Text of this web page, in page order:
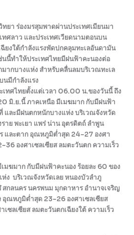
า ร่องมรสุมพาดผ่านประเทศเมียนมา
ศลาว และประเทศเวียดนามตอนบน
ยงใต้กำลังแรงพัดปกคลุมทะเลอันดามัน
นนี้ทำให้ประเทศไทยมีฝนฟ้าคะนองต่อ
ากบางแห่ง สำหรับคลื่นลมบริเวณทะเล
นมีกำลังแรง
ทศไทยตั้งแต่เวลา 06.00 น.ของวันนี้ ถึง
มิ.ย.นี้ ภาคเหนือ มีเมฆมาก กับมีฝนฟ้า
และมีฝนตกหนักบางแห่ง บริเวณจังหวัด
าย พะเยา แพร่ น่าน อุตรดิตถ์ ลำพูน
และตาก อุณหภูมิต่ำสุด 24-27 องศา
36 องศาเซลเซียส ลมตะวันตก ความเร็ว
มฆมาก กับมีฝนฟ้าคะนอง ร้อยละ 60 ของ
ง บริเวณจังหวัดเลย หนองบัวลำภู
สกลนคร นครพนม มุกดาหาร อำนาจเจริญ
อุณหภูมิต่ำสุด 23-26 องศาเซลเซียส
ซลเซียส ลมตะวันตกเฉียงใต้ ความเร็ว